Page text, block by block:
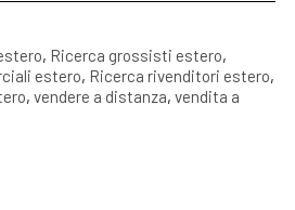
, Ricerca grossisti estero,
estero, Ricerca rivenditori estero,
, vendere a distanza, vendita a